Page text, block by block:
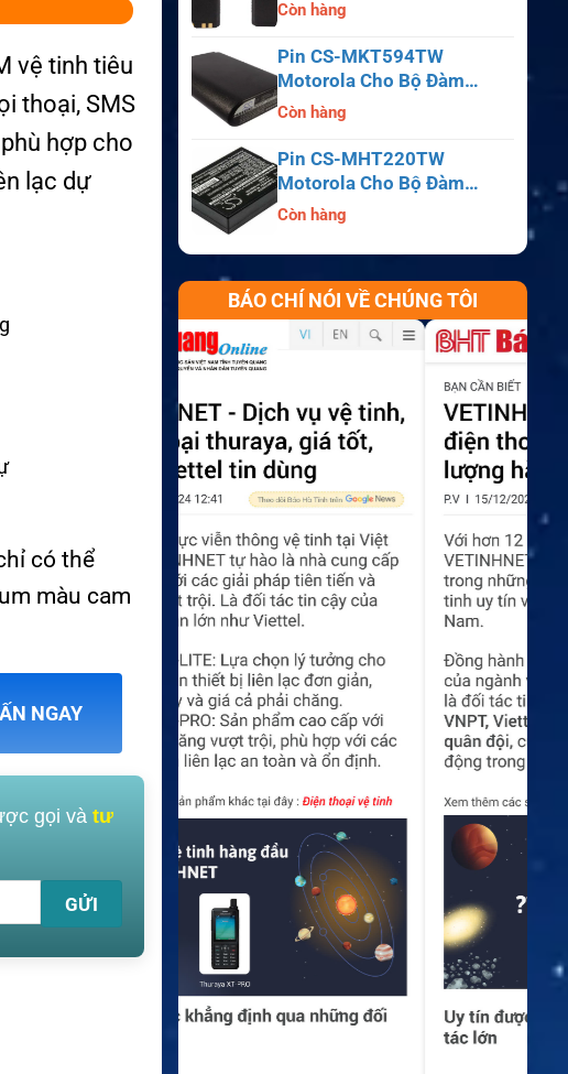
vệ tinh tiêu
thoại, SMS
hợp cho
lạc dự
có thể
màu cam
NGAY
gọi vàtư
APX8000, SRX2200
Còn hàng
Pin CS-MKT594TW
Motorola Cho Bộ Đàm
Astro Saber, MX1000,
Còn hàng
Pin CS-MHT220TW
Motorola Cho Bộ Đàm
MT700, HT210, HT220,
Còn hàng
BÁO CHÍ NÓI VỀ CHÚNG TÔI